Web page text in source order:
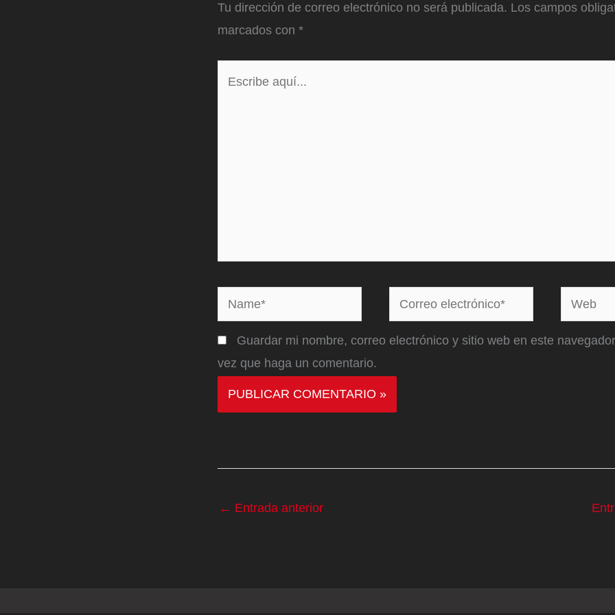
Tu dirección de correo electrónico no será publicada. Los campos
marcados con *
Name*
Correo
electrónico*
Web
Guardar mi nombre, correo electrónico y sitio web en este
vez que haga un comentario.
← Entrada anterior